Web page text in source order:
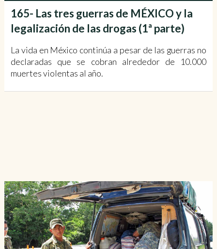
165- Las tres guerras de MÉXICO y la
legalización de las drogas (1ª parte)
La vida en México continúa a pesar de las guerras no
declaradas que se cobran alrededor de 10.000
muertes violentas al año.